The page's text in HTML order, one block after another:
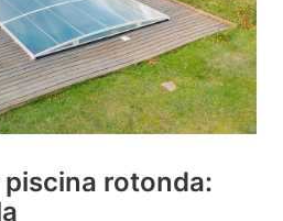
rotonda: